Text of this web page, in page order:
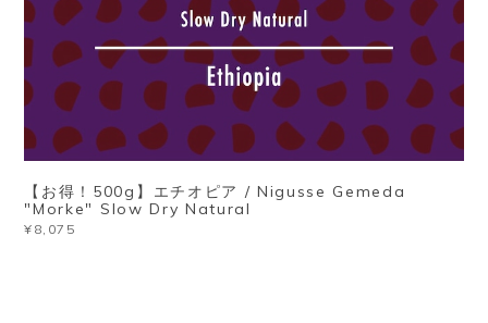
【お得！500g】エチオピア / Nigusse Gemeda
"Morke" Slow Dry Natural
¥8,075